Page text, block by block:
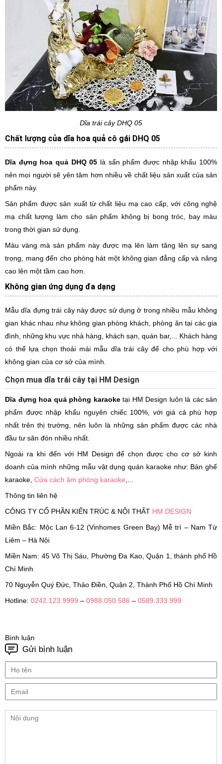
Dĩa trái cây DHQ 05
Chất lượng của dĩa hoa quả cô gái DHQ 05
Dĩa đựng hoa quả DHQ 05 là sẩn phẩm được nhập khẩu 100%
nên mọi người sẽ yên tâm hơn nhiều về chất liệu sản xuất của sản
phẩm này.
Sản phẩm được sản xuất từ chất liệu mạ cao cấp, với công nghệ
mạ chất lượng làm cho sản phẩm không bị bong tróc, bay màu
trong thời gian sử dụng.
Màu vàng mà sản phẩm này được mạ lên làm tăng lên sự sang
trọng, mang đến cho phòng hát một không gian đẳng cấp và nâng
cao lên một tầm cao hơn.
Không gian ứng dụng đa dạng
Mẫu dĩa đựng trái cây này được sử dụng ở trong nhiều mẫu không
gian khác nhau như không gian phòng khách, phòng ăn tại các gia
đình, những khu vực nhà hàng, khách sạn, quán bar,... Khách hàng
có thể lựa chọn thoải mái mẫu dĩa trái cây để cho phù hợp với
không gian của cơ sở của mình.
Chọn mua dĩa trái cây tại HM Design
Dĩa đựng hoa quả phòng karaoketại HM Design luôn là các sản
phẩm được nhập khẩu nguyên chiếc 100%, với giá cả phù hợp
nhất trên thị trường, nên luôn là những sản phẩm được các nhà
đầu tư săn đón nhiều nhất.
Ngoài ra khi đến với HM Design để chọn được cho cơ sở kinh
doanh của mình những mẫu vật dụng quán karaoke như: Bàn ghế
karaoke, Cửa cách âm phòng karaoke
Thông tin liên hệ
CÔNG TY CỔ PHẦN KIẾN TRÚC & NỘI THẤT HM DESIGN
Miền Bắc: Mộc Lan 6-12 (Vinhomes Green Bay) Mễ trì – Nam Từ
Liêm – Hà Nội
Miền Nam: 45 Võ Thị Sáu, Phường Đa Kao, Quận 1, thành phố Hồ
Chí Minh
70 Nguyễn Quý Đức, Thảo Điền, Quận 2, Thành Phố Hồ Chí Minh
Hotline: 0242.123.9999 – 0988.050.586 – 0589.333.999
Bình luận
Gửi bình luận